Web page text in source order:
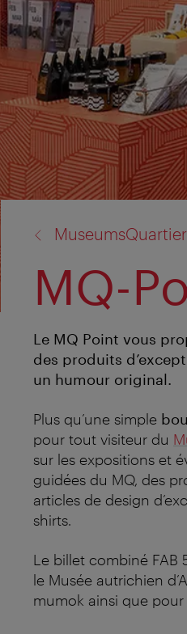
MuseumsQuartier
MQ-
Le MQ Point vous
des produits
un humour original.
Plus qu’une simple
pour tout visiteur du
sur les expositions et
guidées du MQ, des
articles de design
shirts.
Le billet combiné
le Musée autrichien
mumok ainsi que